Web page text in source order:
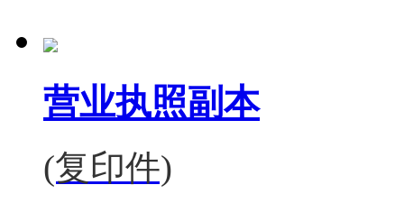
营业执照副本
(复印件)